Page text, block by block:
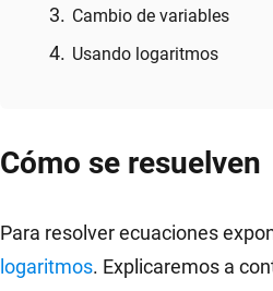
Cambio de variables
Usando logaritmos
Cómo se resuelven
Para resolver ecuaciones
logaritmos. Explicaremos a